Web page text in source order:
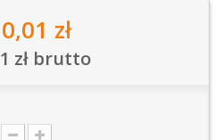
zł
złbrutto